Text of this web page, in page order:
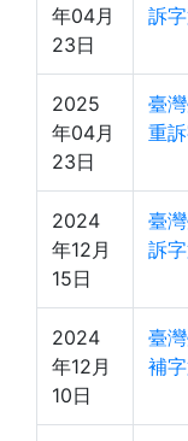
年04月
23日
訴
2025
年04月
23日
臺
重
2024
年12月
15日
臺
訴
2024
年12月
10日
臺
補